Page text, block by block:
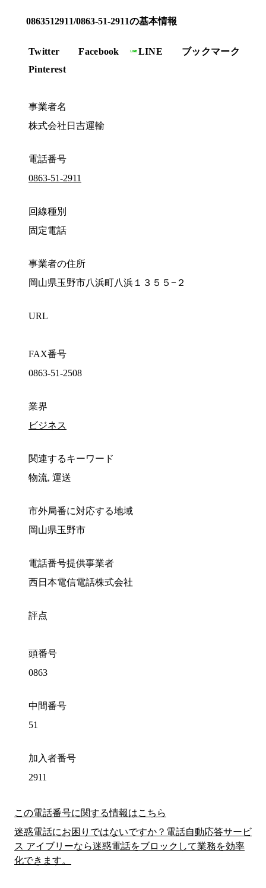
0863512911/0863-51-2911の基本情報
Twitter Facebook LINE
ブックマーク
Pinterest
事業者名
株式会社日吉運輸
電話番号
0863-51-2911
回線種別
固定電話
事業者の住所
岡山県玉野市八浜町八浜１３５５−２
URL
FAX番号
0863-51-2508
業界
ビジネス
関連するキーワード
物流, 運送
市外局番に対応する地域
岡山県玉野市
電話番号提供事業者
西日本電信電話株式会社
評点
頭番号
0863
中間番号
51
加入者番号
2911
この電話番号に関する情報はこちら
迷惑電話にお困りではないですか？電話自動応答サービ
ス アイブリーなら迷惑電話をブロックして業務を効率
化できます。